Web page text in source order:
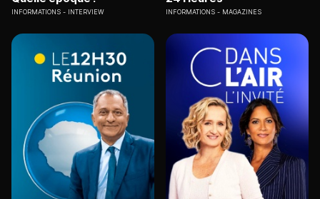
INFORMATIONS INTERVIEW INFORMATIONS MAGAZINES